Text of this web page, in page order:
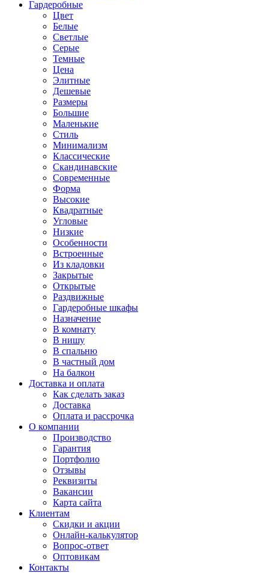
Гардеробные
Цвет
Белые
Светлые
Серые
Темные
Цена
Элитные
Дешевые
Размеры
Большие
Маленькие
Стиль
Минимализм
Классические
Скандинавские
Современные
Форма
Высокие
Квадратные
Угловые
Низкие
Особенности
Встроенные
Из кладовки
Закрытые
Открытые
Раздвижные
Гардеробные шкафы
Назначение
В комнату
В нишу
В спальню
В частный дом
На балкон
Доставка и оплата
Как сделать заказ
Доставка
Оплата и рассрочка
О компании
Производство
Гарантия
Портфолио
Отзывы
Реквизиты
Вакансии
Карта сайта
Клиентам
Скидки и акции
Онлайн-калькулятор
Вопрос-ответ
Оптовикам
Контакты